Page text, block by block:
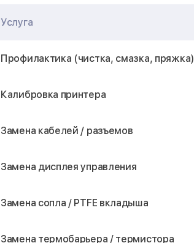
Услуга
Профилактика (чистка, смазка, пряжка)
Калибровка принтера
Замена кабелей / разъемов
Замена дисплея управления
Замена сопла / PTFE вкладыша
Замена термобарьера / термистора